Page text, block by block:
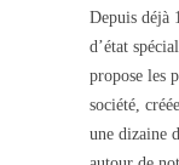
Depuis déjà
d’état
propose les
société,
une dizaine